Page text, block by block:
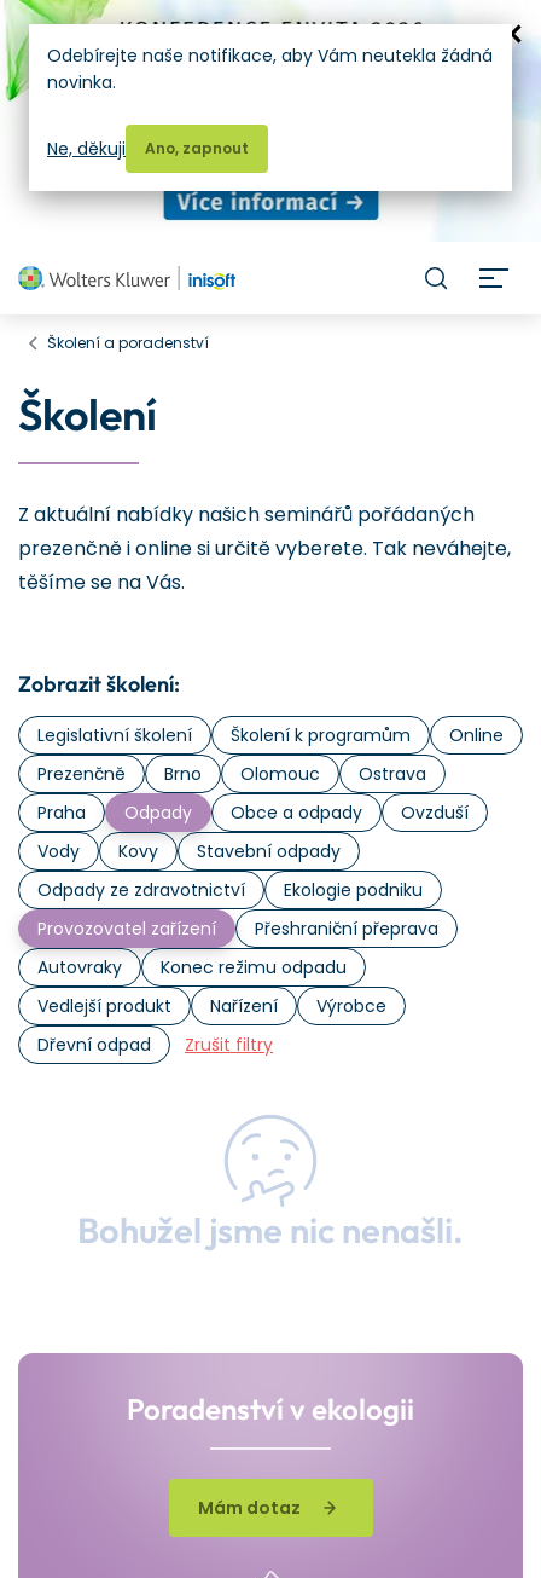
Školení a poradenství
Školení
Z aktuální nabídky našich seminářů pořádaných
prezenčně i online si určitě vyberete. Tak neváhejte,
těšíme se na Vás.
Zobrazit školení:
Legislativní školení Školení k programům
Online
Prezenčně
Brno Olomouc
Ostrava
Praha
Odpady Obce a odpady
Ovzduší
Vody
Kovy
Stavební odpady
Odpady ze zdravotnictví
Ekologie podniku
Provozovatel zařízení
Přeshraniční přeprava
Autovraky
Konec režimu odpadu
Vedlejší produkt
Nařízení
Výrobce
Dřevní odpad
Zrušit filtry
Bohužel jsme nic nenašli.
Poradenství v ekologii
Mám dotaz
Odebírejte naše notifikace, aby Vám neutekla žádná
novinka.
Ano, zapnout
Ne, děkuji